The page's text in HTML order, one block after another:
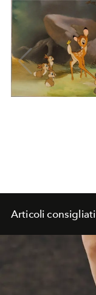
Articoli consigliati